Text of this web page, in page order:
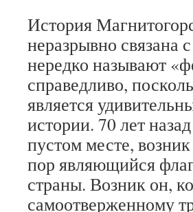
История
неразрывно связана
нередко называют
справедливо,
является
истории. 70 лет
пустом месте,
пор являющийся
страны. Возник он,
самоотверженному